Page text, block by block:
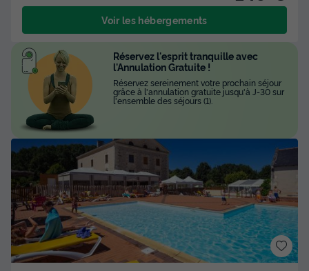
Voir les hébergements
Réservez l'esprit tranquille avec
l'Annulation Gratuite !
Réservez sereinement votre prochain séjour
grâce à l'annulation gratuite jusqu'à J-30 sur
l'ensemble des séjours (1).